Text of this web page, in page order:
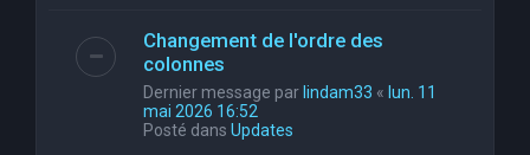
Changement de l'ordre des
colonnes
Dernier message par lindam33 « lun. 11
mai 2026 16:52
Posté dans Updates